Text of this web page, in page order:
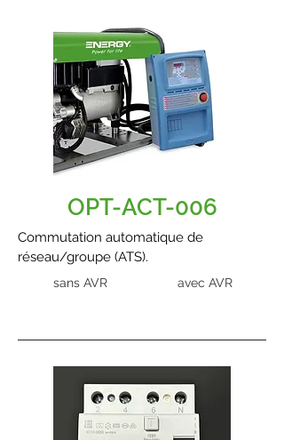
OPT-ACT-006
Commutation automatique de
réseau/groupe (ATS).
sans AVR avec AVR